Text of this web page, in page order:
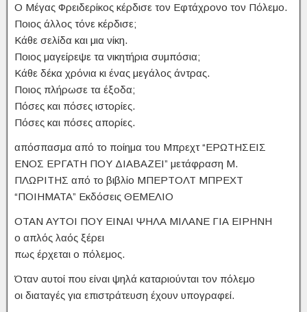
Ο Μέγας Φρειδερίκος κέρδισε τον Εφτάχρονο τον Πόλεμο.
Ποιος άλλος τόνε κέρδισε;
Κάθε σελίδα και μια νίκη.
Ποιος μαγείρεψε τα νικητήρια συμπόσια;
Κάθε δέκα χρόνια κι ένας μεγάλος άντρας.
Ποιος πλήρωσε τα έξοδα;
Πόσες και πόσες ιστορίες.
Πόσες και πόσες απορίες.
απόσπασμα από το ποίημα του Μπρεχτ “ΕΡΩΤΗΣΕΙΣ
ΕΝΟΣ ΕΡΓΑΤΗ ΠΟΥ ΔΙΑΒΑΖΕΙ” μετάφραση Μ.
ΠΛΩΡΙΤΗΣ από το βιβλίο ΜΠΕΡΤΟΛΤ ΜΠΡΕΧΤ
“ΠΟΙΗΜΑΤΑ” Εκδόσεις ΘΕΜΕΛΙΟ
ΟΤΑΝ ΑΥΤΟΙ ΠΟΥ ΕΙΝΑΙ ΨΗΛΑ ΜΙΛΑΝΕ ΓΙΑ ΕΙΡΗΝΗ
ο απλός λαός ξέρει
πως έρχεται ο πόλεμος.
Όταν αυτοί που είναι ψηλά καταριούνται τον πόλεμο
οι διαταγές για επιστράτευση έχουν υπογραφεί.